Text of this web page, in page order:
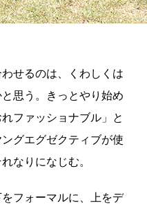
せるのは、くわしくは
思う。きっとやり始め
ファッショナブル」と
グエグゼクティブが使
なりになじむ。
フォーマルに、上をデ